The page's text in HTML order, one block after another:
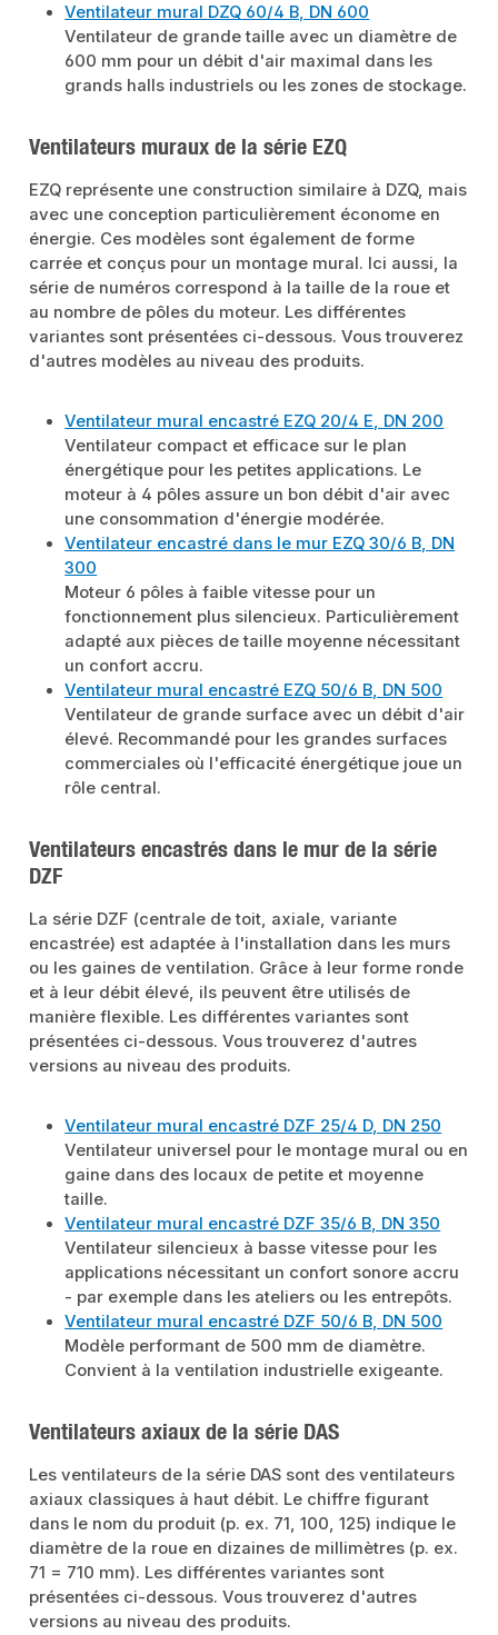
Ventilateur mural DZQ 60/4 B, DN 600
Ventilateur de grande taille avec un diamètre de
600 mm pour un débit d'air maximal dans les
grands halls industriels ou les zones de stockage.
Ventilateurs muraux de la série EZQ
EZQ représente une construction similaire à DZQ, mais
avec une conception particulièrement économe en
énergie. Ces modèles sont également de forme
carrée et conçus pour un montage mural. Ici aussi, la
série de numéros correspond à la taille de la roue et
au nombre de pôles du moteur. Les différentes
variantes sont présentées ci-dessous. Vous trouverez
d'autres modèles au niveau des produits.
Ventilateur mural encastré EZQ 20/4 E, DN 200
Ventilateur compact et efficace sur le plan
énergétique pour les petites applications. Le
moteur à 4 pôles assure un bon débit d'air avec
une consommation d'énergie modérée.
Ventilateur encastré dans le mur EZQ 30/6 B, DN
300
Moteur 6 pôles à faible vitesse pour un
fonctionnement plus silencieux. Particulièrement
adapté aux pièces de taille moyenne nécessitant
un confort accru.
Ventilateur mural encastré EZQ 50/6 B, DN 500
Ventilateur de grande surface avec un débit d'air
élevé. Recommandé pour les grandes surfaces
commerciales où l'efficacité énergétique joue un
rôle central.
Ventilateurs encastrés dans le mur de la série
DZF
La série DZF (centrale de toit, axiale, variante
encastrée) est adaptée à l'installation dans les murs
ou les gaines de ventilation. Grâce à leur forme ronde
et à leur débit élevé, ils peuvent être utilisés de
manière flexible. Les différentes variantes sont
présentées ci-dessous. Vous trouverez d'autres
versions au niveau des produits.
Ventilateur mural encastré DZF 25/4 D, DN 250
Ventilateur universel pour le montage mural ou en
gaine dans des locaux de petite et moyenne
taille.
Ventilateur mural encastré DZF 35/6 B, DN 350
Ventilateur silencieux à basse vitesse pour les
applications nécessitant un confort sonore accru
- par exemple dans les ateliers ou les entrepôts.
Ventilateur mural encastré DZF 50/6 B, DN 500
Modèle performant de 500 mm de diamètre.
Convient à la ventilation industrielle exigeante.
Ventilateurs axiaux de la série DAS
Les ventilateurs de la série DAS sont des ventilateurs
axiaux classiques à haut débit. Le chiffre figurant
dans le nom du produit (p. ex. 71, 100, 125) indique le
diamètre de la roue en dizaines de millimètres (p. ex.
71 = 710 mm). Les différentes variantes sont
présentées ci-dessous. Vous trouverez d'autres
versions au niveau des produits.